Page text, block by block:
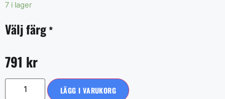
7 i lager
Välj färg*
791 kr
LÄGG I VARUKORG